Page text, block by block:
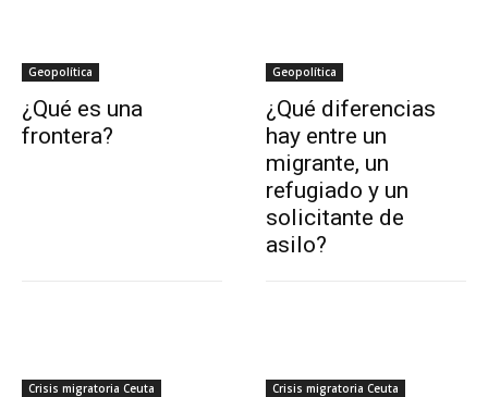
Geopolítica
¿Qué es una
frontera?
Geopolítica
¿Qué diferencias
hay entre un
migrante, un
refugiado y un
solicitante de
asilo?
Crisis migratoria Ceuta Crisis migratoria Ceuta